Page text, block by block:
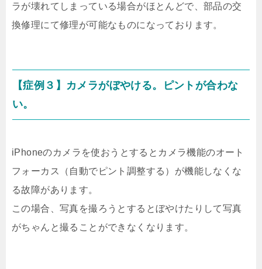
ラが壊れてしまっている場合がほとんどで、部品の交
換修理にて修理が可能なものになっております。
【症例３】カメラがぼやける。ピントが合わな
い。
iPhoneのカメラを使おうとするとカメラ機能のオート
フォーカス（自動でピント調整する）が機能しなくな
る故障があります。
この場合、写真を撮ろうとするとぼやけたりして写真
がちゃんと撮ることができなくなります。